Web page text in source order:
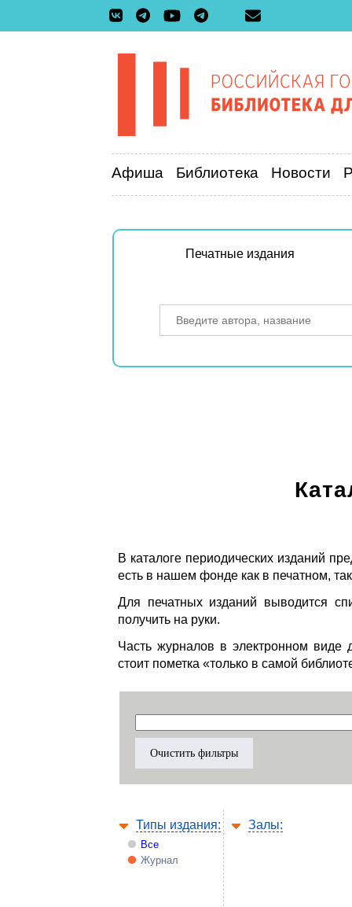
Афиша Библиотека Новости
Печатные издания
В каталоге периодических изданий
есть в нашем фонде как в печатном,
Для печатных изданий выводится
получить на руки.
Часть журналов в электронном виде
стоит пометка «только в самой
Типы издания:
Все
Журнал
Залы: